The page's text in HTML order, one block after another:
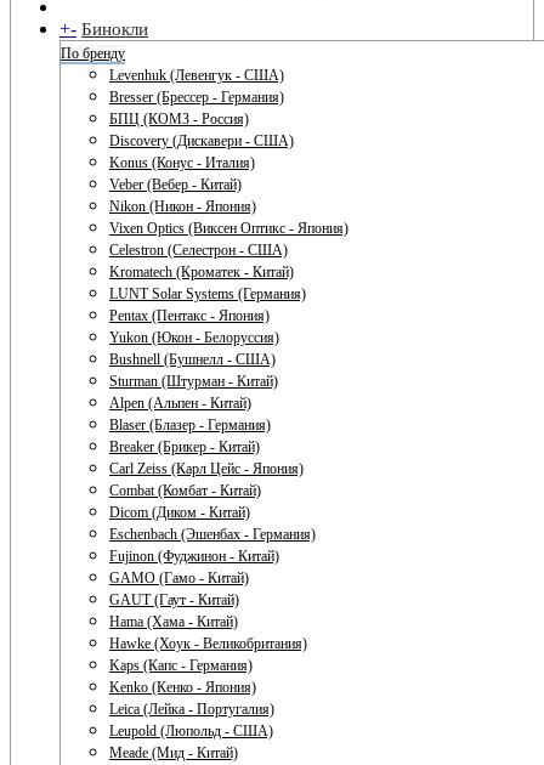
+- Бинокли
По бренду
Levenhuk (Левенгук - США)
Bresser (Брессер - Германия)
БПЦ (КОМЗ - Россия)
Discovery (Дискавери - США)
Konus (Конус - Италия)
Veber (Вебер - Китай)
Nikon (Никон - Япония)
Vixen Optics (Виксен Оптикс - Япония)
Celestron (Селестрон - США)
Kromatech (Кроматек - Китай)
LUNT Solar Systems (Германия)
Pentax (Пентакс - Япония)
Yukon (Юкон - Белоруссия)
Bushnell (Бушнелл - США)
Sturman (Штурман - Китай)
Alpen (Альпен - Китай)
Blaser (Блазер - Германия)
Breaker (Брикер - Китай)
Carl Zeiss (Карл Цейс - Япония)
Combat (Комбат - Китай)
Dicom (Диком - Китай)
Eschenbach (Эшенбах - Германия)
Fujinon (Фуджинон - Китай)
GAMO (Гамо - Китай)
GAUT (Гаут - Китай)
Hama (Хама - Китай)
Hawke (Хоук - Великобритания)
Kaps (Капс - Германия)
Kenko (Кенко - Япония)
Leica (Лейка - Португалия)
Leupold (Люпольд - США)
Meade (Мид - Китай)